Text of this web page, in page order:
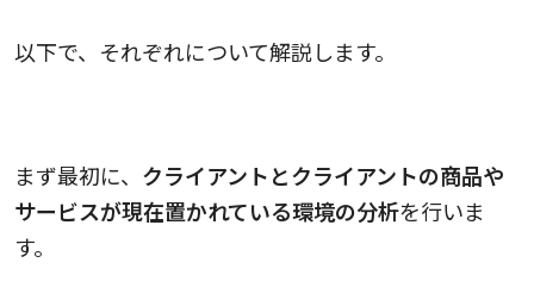
以下で、それぞれについて解説します。
まず最初に、 クライアントとクライアントの商品や
サービスが現在置かれている環境の分析を行いま
す。